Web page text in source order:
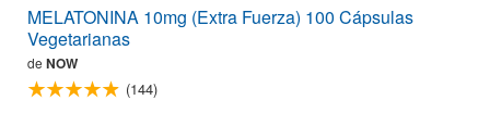
MELATONINA 10mg (Extra Fuerza) 100 Cápsulas
Vegetarianas
de NOW
(144)